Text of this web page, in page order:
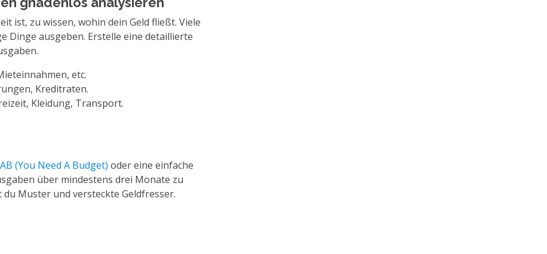
ist, zu wissen, wohin dein Geld fließt. Viele
Dinge ausgeben. Erstelle eine detaillierte
etc.
Kreditraten.
Kleidung, Transport.
(You Need A Budget) oder eine einfache
über mindestens drei Monate zu
Muster und versteckte Geldfresser.